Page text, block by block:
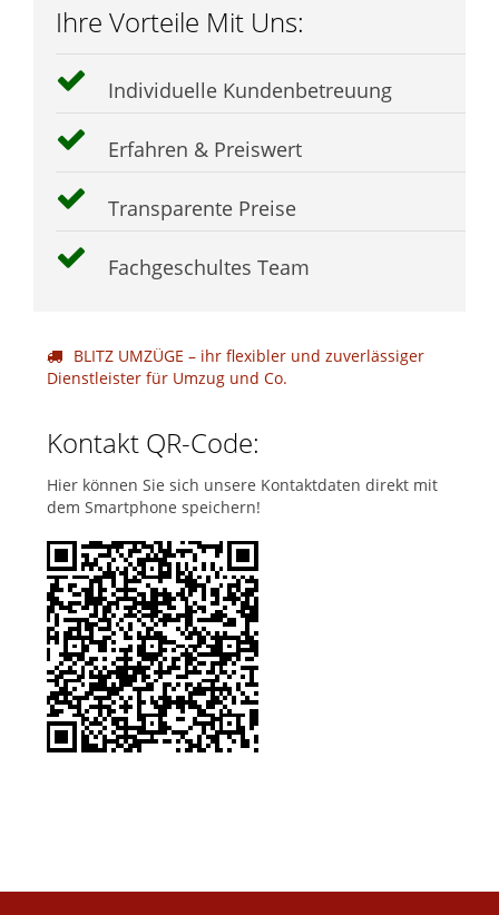
Ihre Vorteile Mit Uns:
Individuelle Kundenbetreuung
Erfahren & Preiswert
Transparente Preise
Fachgeschultes Team
BLITZ UMZÜGE – ihr flexibler und zuverlässiger
Dienstleister für Umzug und Co.
Kontakt QR-Code:
Hier können Sie sich unsere Kontaktdaten direkt mit
dem Smartphone speichern!